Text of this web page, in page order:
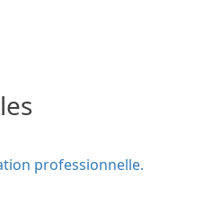
professionnelle.